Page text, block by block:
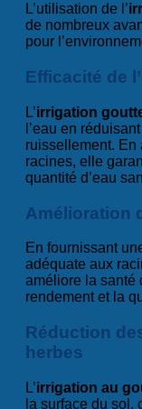
L’utilisation de l’
de nombreux
pour
Efficacité de
L’irrigation
l’eau en
ruissellement. En
racines, elle
quantité d’eau
Amélioration
En fournissant
adéquate aux
améliore la santé
rendement et la
Réduction
herbes
L’irrigation au
la surface du sol,